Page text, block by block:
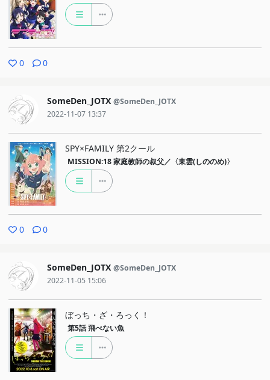
0 0
SomeDen_JOTX @SomeDen_JOTX
2022-11-07 13:37
SPY×FAMILY 第2クール
MISSION:18 家庭教師の叔父／〈東雲(しののめ)〉
0 0
SomeDen_JOTX @SomeDen_JOTX
2022-11-05 15:06
ぼっち・ざ・ろっく！
第5話 飛べない魚